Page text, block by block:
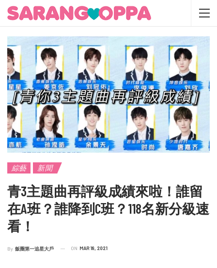
綜藝 新聞
青3主題曲再評級成績來啦！誰留
在A班？誰降到C班？118名新分級速
看！
By 飯圈第一追星大戶 ON MAR 18, 2021